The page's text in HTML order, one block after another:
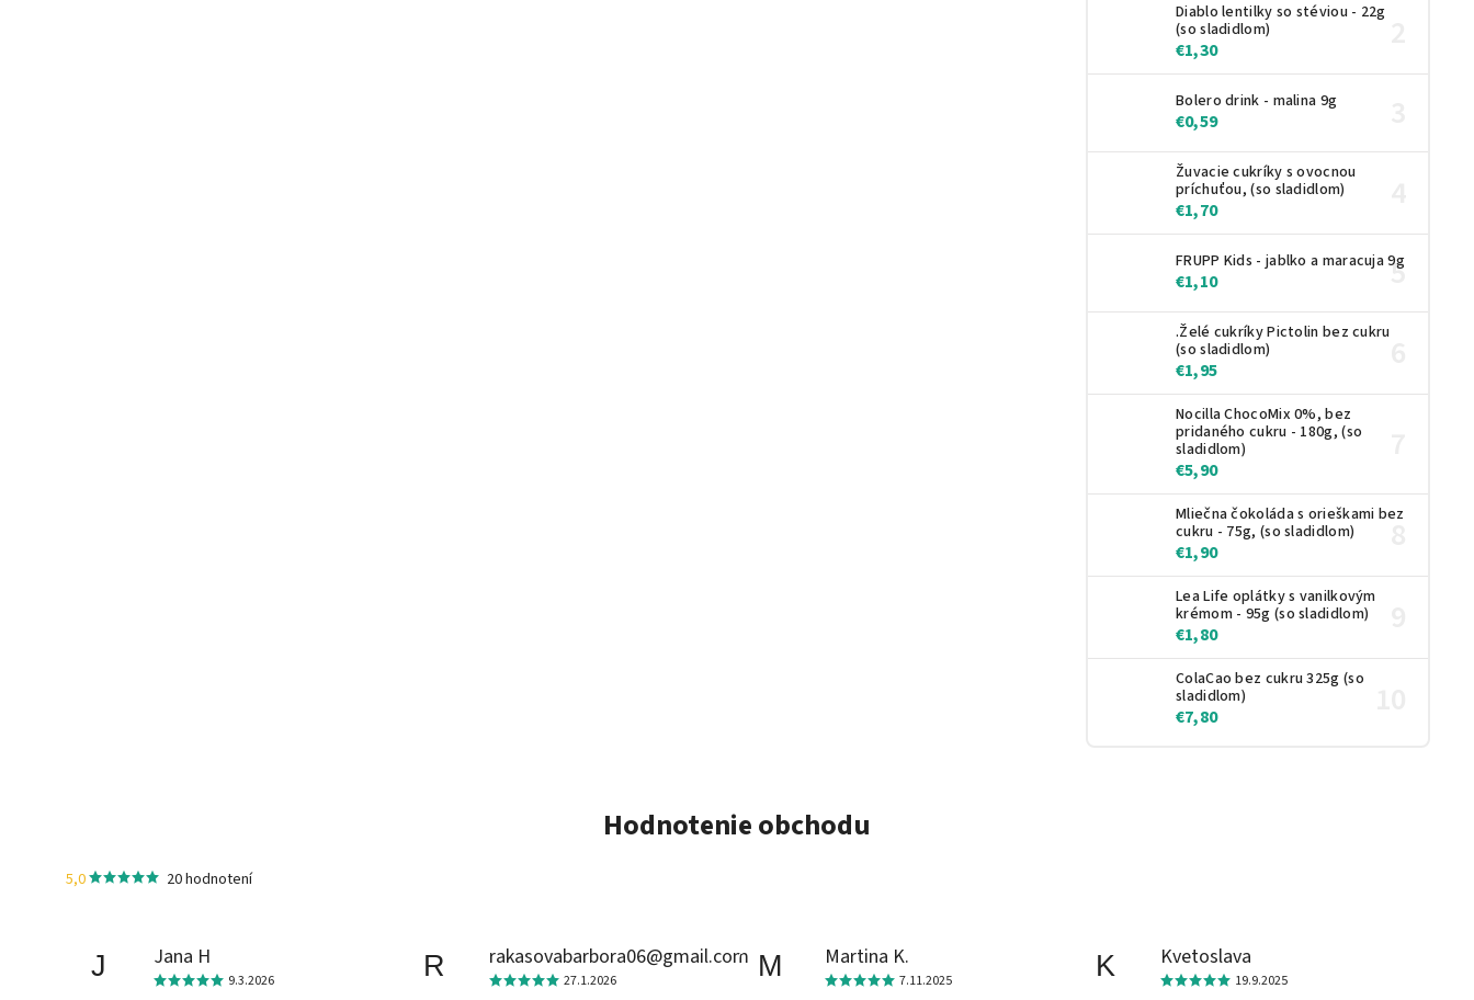
Diablo lentilky so stéviou - 22g
(so sladidlom)
€1,30
Bolero drink - malina 9g
€0,59
Žuvacie cukríky s ovocnou
príchuťou, (so sladidlom)
€1,70
FRUPP Kids - jablko a maracuja 9g
€1,10
.Želé cukríky Pictolin bez cukru
(so sladidlom)
€1,95
Nocilla ChocoMix 0%, bez
pridaného cukru - 180g, (so
sladidlom)
€5,90
Mliečna čokoláda s orieškami bez
cukru - 75g, (so sladidlom)
€1,90
Lea Life oplátky s vanilkovým
krémom - 95g (so sladidlom)
€1,80
ColaCao bez cukru 325g (so
sladidlom)
€7,80
Hodnotenie obchodu
5,0 20 hodnotení
J Jana H
9.3.2026 R rakasovabarbora06@gmail.com
27.1.2026 M Martina K.
7.11.2025 K Kvetoslava
19.9.2025